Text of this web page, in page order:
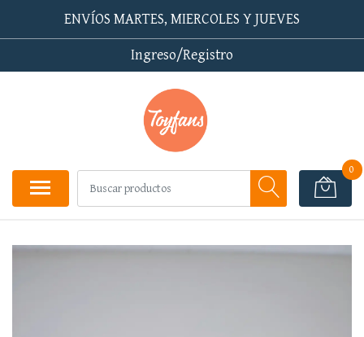
ENVÍOS MARTES, MIERCOLES Y JUEVES
Ingreso/Registro
0